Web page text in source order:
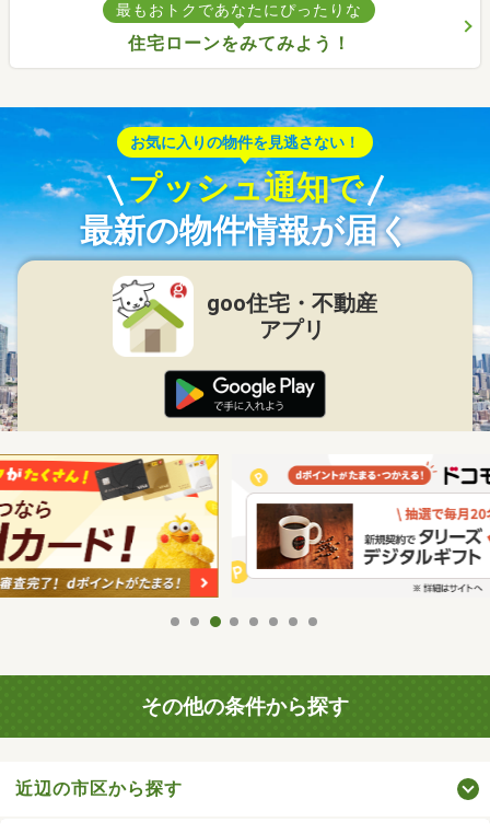
最もおトクであなたにぴったりな
住宅ローンをみてみよう！
お気に入りの物件を見逃さない！
プッシュ通知で
最新の物件情報が届く
goo住宅・不動産
アプリ
その他の条件から探す
近辺の市区から探す